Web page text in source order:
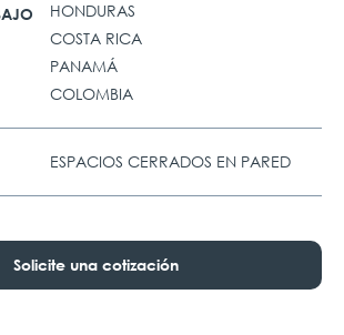
HONDURAS
COSTA RICA
PANAMÁ
COLOMBIA
ESPACIOS CERRADOS EN PARED
Solicite una cotización